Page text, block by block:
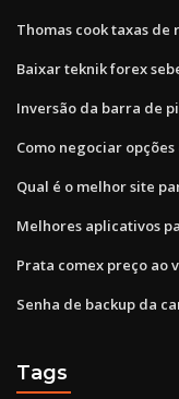
Thomas cook taxas
Baixar teknik forex
Inversão da barra de
Como negociar
Qual é o melhor site
Melhores aplicativos
Prata comex preço ao
Senha de backup da
Tags